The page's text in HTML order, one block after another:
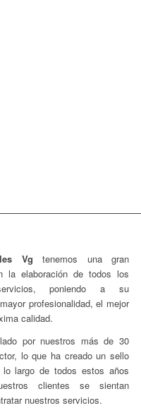
Vgtenemos una gran
la elaboración de todos los
poniendo a su
profesionalidad, el mejor
calidad.
por nuestros más de 30
lo que ha creado un sello
largo de todos estos años
clientes se sientan
nuestros servicios.